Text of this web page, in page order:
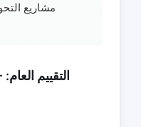
مشاريع